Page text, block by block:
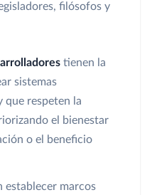
filósofos y
tienen la
sistemas
que respeten la
el bienestar
o el beneficio
establecer marcos